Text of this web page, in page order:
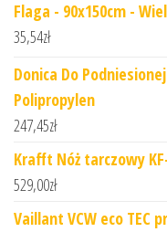
Flaga - 90x150cm -
35,54zł
Donica Do
Polipropylen
247,45zł
Krafft Nóż tarczowy
529,00zł
Vaillant VCW eco TEC